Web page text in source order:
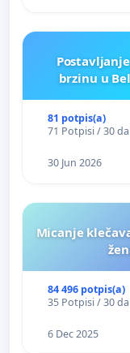
brzinu u
81 potpis(a)
71 Potpisi / 30
30 Jun 2026
Micanje
84 496 potpis(a)
35 Potpisi / 30
6 Dec 2025